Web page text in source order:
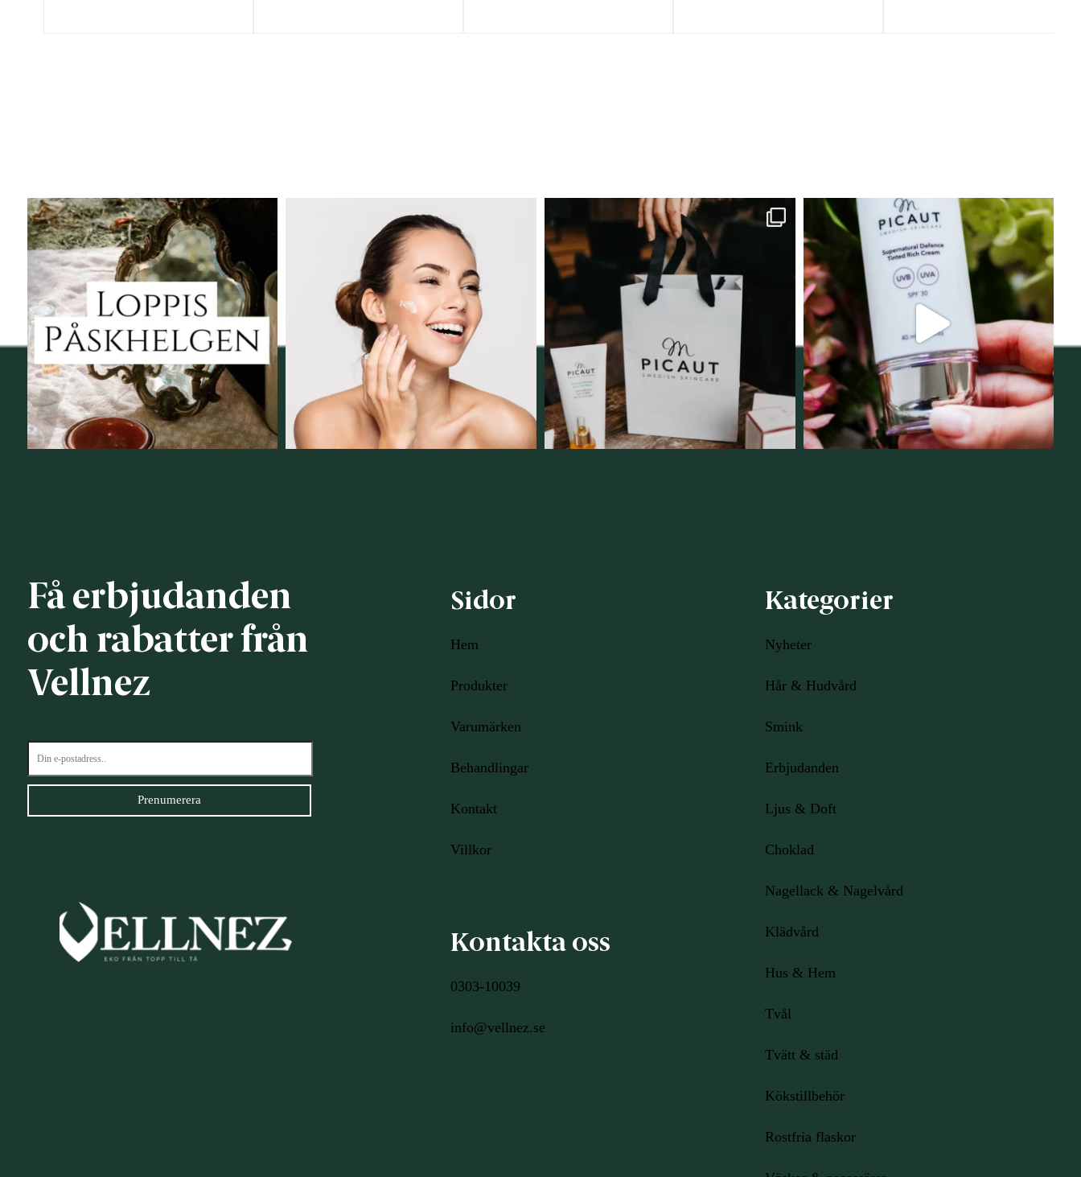
Vi skall ha loppis!
I Vellnez anda;...
6
Behandlingserbjudande februari-
mars!
Vi...
2
Vellnez – din samlingsplats för
personlig handel i
12 0
Njut av solens härliga strålar men
skydda dig
...
12
Få erbjudanden
och rabatter från
Vellnez
Sidor
Hem
Produkter
Varumärken
Behandlingar
Kontakt
Villkor
Kontakta oss
0303-10039
info@vellnez.se
Kategorier
Nyheter
Hår & Hudvård
Smink
Erbjudanden
Ljus & Doft
Choklad
Nagellack & Nagelvård
Klädvård
Hus & Hem
Tvål
Tvätt & städ
Kökstillbehör
Rostfria flaskor